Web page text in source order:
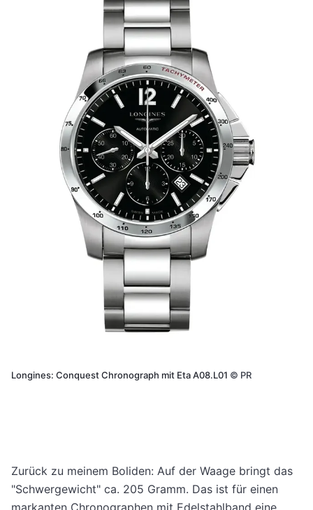
Longines: Conquest Chronograph mit Eta A08.L01 © PR
Zurück zu meinem Boliden: Auf der Waage bringt das
"Schwergewicht" ca. 205 Gramm. Das ist für einen
markanten Chronographen mit Edelstahlband eine